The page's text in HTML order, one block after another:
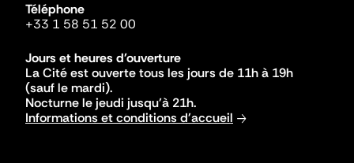
Téléphone
+33 1 58 51 52 00
Jours et heures d'ouverture
La Cité est ouverte tous les jours de 11h à 19h
(sauf le mardi).
Nocturne le jeudi jusqu'à 21h.
Informations et conditions d'accueil